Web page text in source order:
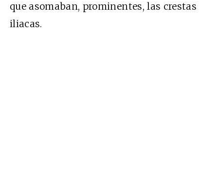
que asomaban, prominentes, las crestas
iliacas.